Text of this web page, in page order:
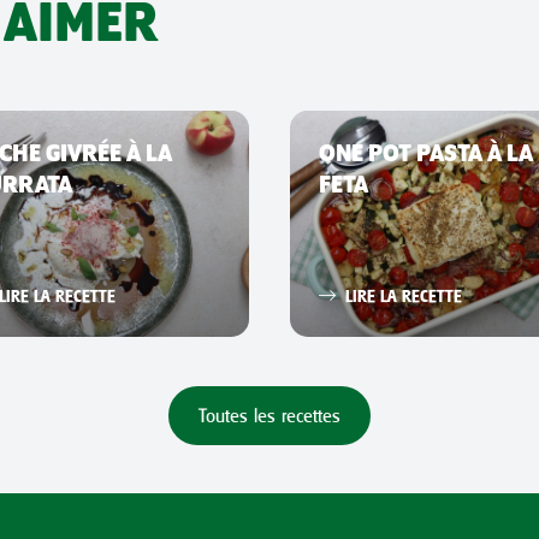
GIVRÉE À LA
LIRE LA RECETTE
ONE POT PASTA À LA
FETA
LIRE LA RECETTE
Toutes les recettes